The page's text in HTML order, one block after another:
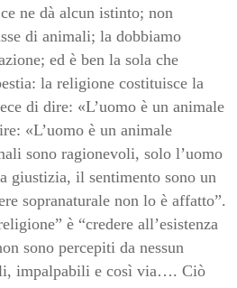
ne dà alcun istinto; non
di animali; la dobbiamo
ed è ben la sola che
la religione costituisce la
di dire: «L’uomo è un animale
«L’uomo è un animale
sono ragionevoli, solo l’uomo
giustizia, il sentimento sono un
sopranaturale non lo è affatto”.
è “credere all’esistenza
sono percepiti da nessun
impalpabili e così via…. Ciò